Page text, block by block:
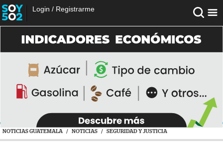
Login / Registrarme
NOTICIAS GUATEMALA / NOTICIAS / SEGURIDAD Y JUSTICIA